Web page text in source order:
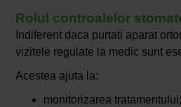
Rolul controalelor
Indiferent daca purtati aparat
vizitele regulate la medic sunt
Acestea ajuta la:
monitorizarea tratamentului;